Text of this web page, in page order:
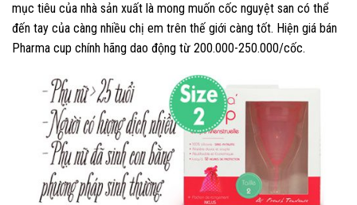
mục tiêu của nhà sản xuất là mong muốn cốc nguyệt san có thể
đến tay của càng nhiều chị em trên thế giới càng tốt. Hiện giá bán
Pharma cup chính hãng dao động từ 200.000-250.000/cốc.